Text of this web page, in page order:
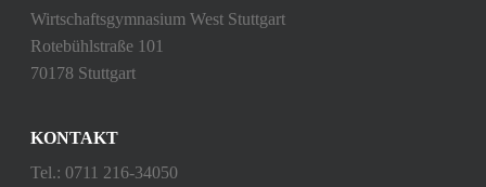
Wirtschaftsgymnasium West Stuttgart
Rotebühlstraße 101
70178 Stuttgart
KONTAKT
Tel.: 0711 216-34050